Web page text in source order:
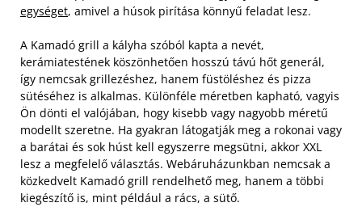
egységet, amivel a húsok pirítása könnyű feladat lesz.
A Kamadó grill a kályha szóból kapta a nevét,
kerámiatestének köszönhetően hosszú távú hőt generál,
így nemcsak grillezéshez, hanem füstöléshez és pizza
sütéséhez is alkalmas. Különféle méretben kapható, vagyis
Ön dönti el valójában, hogy kisebb vagy nagyobb méretű
modellt szeretne. Ha gyakran látogatják meg a rokonai vagy
a barátai és sok húst kell egyszerre megsütni, akkor XXL
lesz a megfelelő választás. Webáruházunkban nemcsak a
közkedvelt Kamadó grill rendelhető meg, hanem a többi
kiegészítő is, mint például a rács, a sütő.